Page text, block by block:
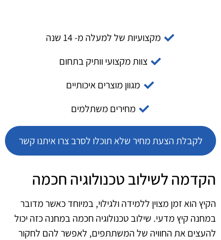
מקצועיות של למעלה מ- 14 שנה
צוות מקצועי וותיק בתחום
מגוון מוצרים איכותיים
מחירים משתלמים
לקבלת הצעת מחיר שלא תוכלו לסרב צרו איתנו קשר
הקדמה לשילוב טכנולוגיה חכמה
הקיץ הוא זמן מצוין ללמידה ולגילוי, במיוחד כאשר מדובר
במחנה קיץ מדעי. שילוב טכנולוגיה חכמה במחנה כזה יכול
להעצים את החוויה של המשתתפים, לאפשר להם לחקור